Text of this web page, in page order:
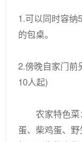
1.可以同时容纳
的包桌。
2.傍晚自家门前
10人起)
农家特色菜
蛋、柴鸡蛋、